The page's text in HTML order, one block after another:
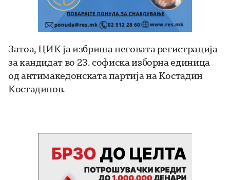
Затоа, ЦИК ја избриша неговата регистрација
за кандидат во 23. софиска изборна единица
од антимакедонската партија на Костадин
Костадинов.